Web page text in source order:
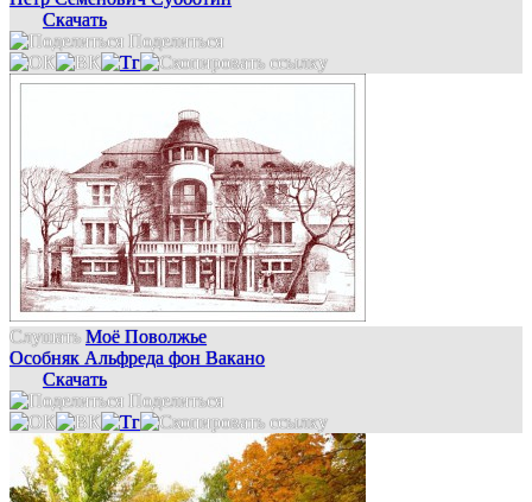
Скачать
Поделиться
Слушать Моё Поволжье
Особняк Альфреда фон Вакано
Скачать
Поделиться